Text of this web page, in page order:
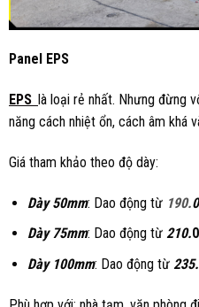
Panel EPS
EPS là loại rẻ nhất. Nhưng đừng
năng cách nhiệt ổn, cách âm khá
Giá tham khảo theo độ dày:
Dày 50mm: Dao động từ 190.
Dày 75mm: Dao động từ 210.0
Dày 100mm: Dao động từ235.